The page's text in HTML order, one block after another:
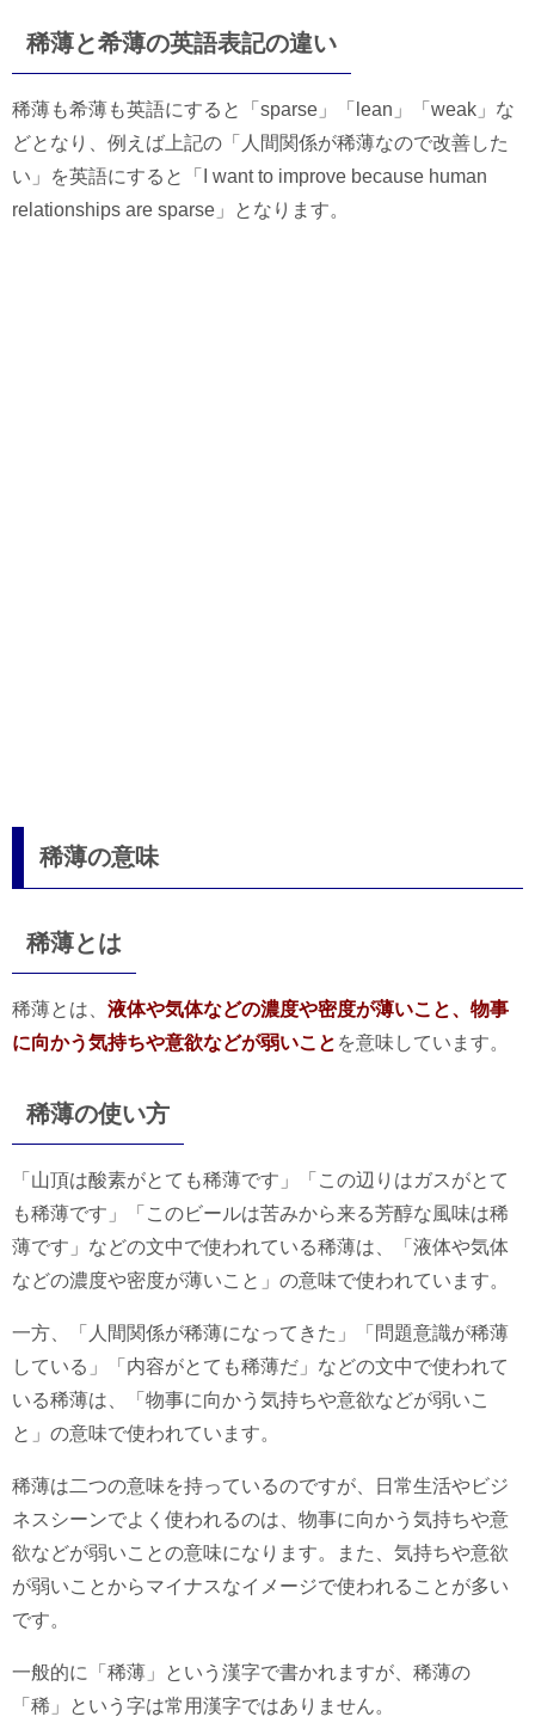
稀薄と希薄の英語表記の違い
稀薄も希薄も英語にすると「sparse」「lean」「weak」な
どとなり、例えば上記の「人間関係が稀薄なので改善した
い」を英語にすると「I want to improve because human
relationships are sparse」となります。
稀薄の意味
稀薄とは
稀薄とは、 液体や気体などの濃度や密度が薄いこと、物事
に向かう気持ちや意欲などが弱いこと を意味しています。
稀薄の使い方
「山頂は酸素がとても稀薄です」「この辺りはガスがとて
も稀薄です」「このビールは苦みから来る芳醇な風味は稀
薄です」などの文中で使われている稀薄は、「液体や気体
などの濃度や密度が薄いこと」の意味で使われています。
一方、「人間関係が稀薄になってきた」「問題意識が稀薄
している」「内容がとても稀薄だ」などの文中で使われて
いる稀薄は、「物事に向かう気持ちや意欲などが弱いこ
と」の意味で使われています。
稀薄は二つの意味を持っているのですが、日常生活やビジ
ネスシーンでよく使われるのは、物事に向かう気持ちや意
欲などが弱いことの意味になります。また、気持ちや意欲
が弱いことからマイナスなイメージで使われることが多い
です。
一般的に「稀薄」という漢字で書かれますが、稀薄の
「稀」という字は常用漢字ではありません。